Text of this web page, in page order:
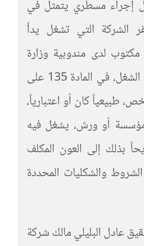
إجراء مسطري يتمثل في
الشركة التي تشغل يداً
لدى مندوبية وزارة
الشغل. إذ ينص قانون الشغل، في المادة 135 على
طبيعياً كان أو اعتبارياً،
أو ورش، يشغل فيه
بذلك إلى العون المكلف
والشكليات المحددة
عادل البليلي مالك شركة